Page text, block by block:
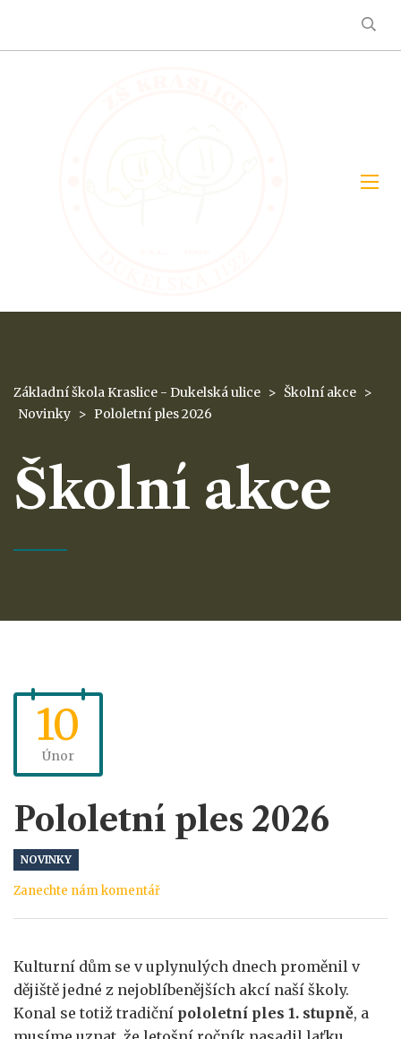
Základní škola Kraslice - Dukelská ulice > Školní akce >
Novinky > Pololetní ples 2026
Školní akce
10
Únor
Pololetní ples 2026
NOVINKY
Zanechte nám komentář
Kulturní dům se v uplynulých dnech proměnil v
dějiště jedné z nejoblíbenějších akcí naší školy.
Konal se totiž tradiční pololetní ples 1. stupně, a